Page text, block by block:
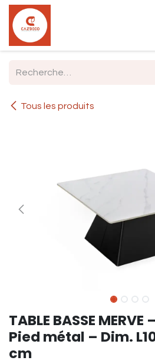
Se rendre au contenu
Tous les produits
TABLE BASSE
Pied métal – Dim.
cm